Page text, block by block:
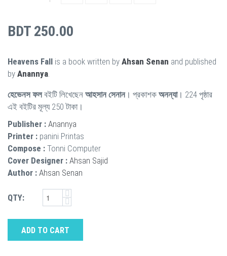
BDT 250.00
Heavens Fall is a book written by Ahsan Senan and published
by Anannya.
হেভেনস ফলবইটি লিখেছেন আহসান সেনান। প্রকাশক অনন্যা। 224 পৃষ্ঠার
এই বইটির মূল্য 250 টাকা।
Publisher : Anannya
Printer : panini Printas
Compose : Tonni Computer
Cover Designer : Ahsan Sajid
Author : Ahsan Senan
QTY:
ADD TO CART